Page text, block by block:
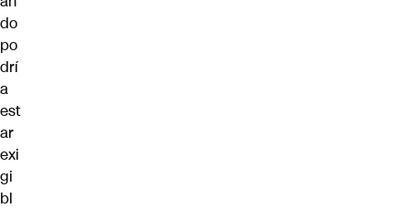
do
po
drí
a
est
ar
exi
gi
bl